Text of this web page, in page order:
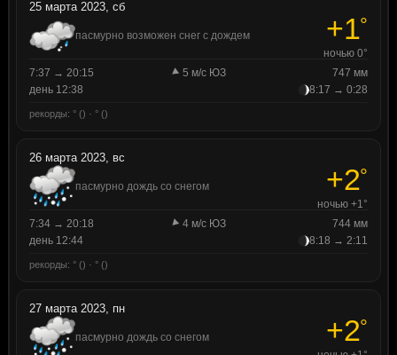
25 марта 2023, сб
пасмурно возможен снег с дождем +1°
ночью 0°
7:37 → 20:15
5 м/с ЮЗ
747 мм
день 12:38
8:17 → 0:28
рекорды: ° () · ° ()
26 марта 2023, вс
пасмурно дождь со снегом +2°
ночью +1°
7:34 → 20:18
4 м/с ЮЗ
744 мм
день 12:44
8:18 → 2:11
рекорды: ° () · ° ()
27 марта 2023, пн
пасмурно дождь со снегом +2°